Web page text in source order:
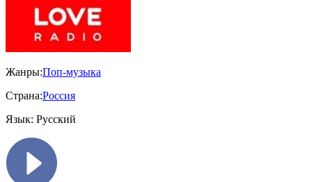
Жанры:Поп-музыка
Страна:Россия
Язык: Русский